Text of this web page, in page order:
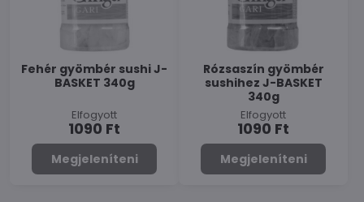
Fehér gyömbér sushi J-
BASKET 340g
Elfogyott
1090 Ft
Megjeleníteni
Rózsaszín gyömbér
sushihez J-BASKET
340g
Elfogyott
1090 Ft
Megjeleníteni